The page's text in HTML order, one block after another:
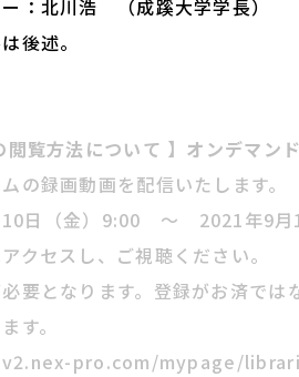
北川浩 （成蹊大学学長）
後述。
閲覧方法について 】オンデマン
の録画動画を配信いたします。
10日（金）9:00 ～ 2021年9月
クセスし、ご視聴ください。
要となります。登録がお済では
す。
pro.com/mypage/